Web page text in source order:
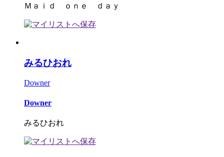
Ｍａｉｄ ｏｎｅ ｄａｙ
みるひおれ
Downer
Downer
みるひおれ